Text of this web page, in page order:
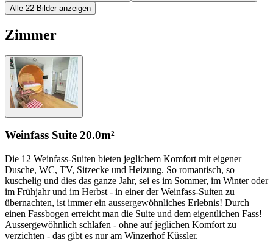
Alle 22 Bilder anzeigen
Zimmer
Weinfass Suite 20.0m²
Die 12 Weinfass-Suiten bieten jeglichem Komfort mit eigener
Dusche, WC, TV, Sitzecke und Heizung. So romantisch, so
kuschelig und dies das ganze Jahr, sei es im Sommer, im Winter oder
im Frühjahr und im Herbst - in einer der Weinfass-Suiten zu
übernachten, ist immer ein aussergewöhnliches Erlebnis! Durch
einen Fassbogen erreicht man die Suite und dem eigentlichen Fass!
Aussergewöhnlich schlafen - ohne auf jeglichen Komfort zu
verzichten - das gibt es nur am Winzerhof Küssler.